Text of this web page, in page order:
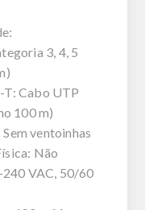
3, 4, 5
T: Cabo UTP
100 m)
ventoinhas
Não
VAC, 50/60